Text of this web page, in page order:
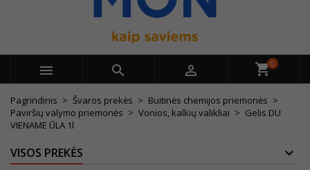
   0
Pagrindinis Švaros prekės
Buitinės chemijos priemonės
Paviršių valymo priemonės
Vonios, kalkių valikliai
Gelis DU
VIENAME ŪLA 1l
VISOS PREKĖS